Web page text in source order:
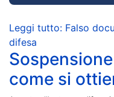
Leggi tutto: Falso
difesa
come si